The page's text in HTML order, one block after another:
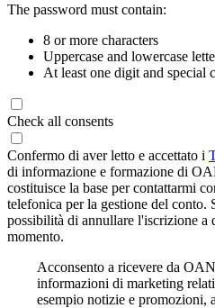
The password must contain:
8 or more characters
Uppercase and lowercase
At least one digit and special
Check all consents
Confermo di aver letto e accettato i
di informazione e formazione di
costituisce la base per contattarmi
telefonica per la gestione del conto.
possibilità di annullare l'iscrizione a
momento.
Acconsento a ricevere da
informazioni di marketing
esempio notizie e promozioni,